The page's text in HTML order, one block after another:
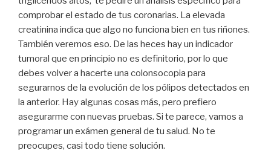
comprobar el estado de tus coronarias. La elevada
creatinina indica que algo no funciona bien en tus riñones.
También veremos eso. De las heces hay un indicador
tumoral que en principio no es definitorio, por lo que
debes volver a hacerte una colonsocopia para
segurarnos de la evolución de los pólipos detectados en
la anterior. Hay algunas cosas más, pero prefiero
asegurarme con nuevas pruebas. Si te parece, vamos a
programar un exámen general de tu salud. No te
preocupes, casi todo tiene solución.